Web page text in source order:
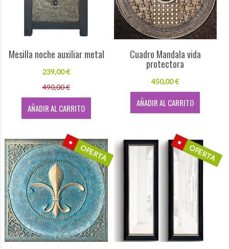
Mesilla noche auxiliar metal
239,00 €
490,00 €
AÑADIR AL CARRITO
Cuadro Mandala vida
protectora
450,00 €
AÑADIR AL CARRITO
OFERTA OFERTA